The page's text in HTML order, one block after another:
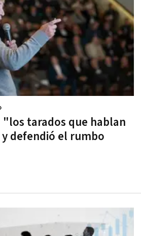
"los tarados que hablan
defendió el rumbo